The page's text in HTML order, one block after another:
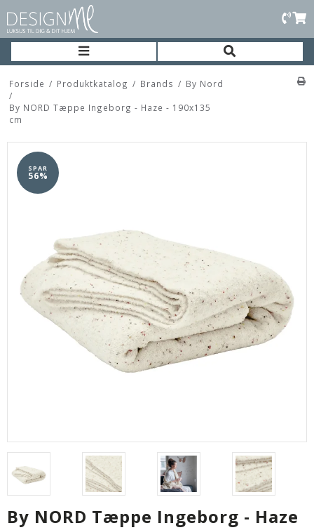
Forside / Produktkatalog / Brands / By Nord
/
By NORD Tæppe Ingeborg - Haze - 190x135
cm
SPAR
56%
By NORD Tæppe Ingeborg - Haze